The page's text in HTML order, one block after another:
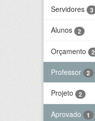
Servidores 3
Alunos 2
Orçamento 2
Professor 2
Projeto 2
Aprovado 1